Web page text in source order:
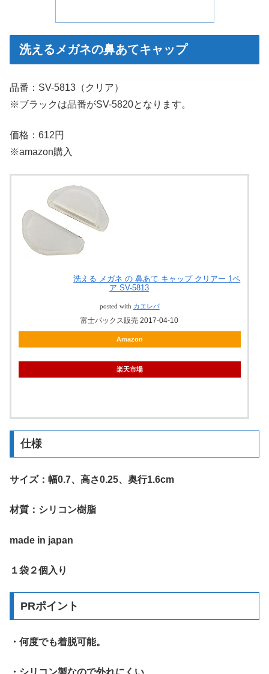
洗えるメガネの鼻あてキャップ
品番：SV-5813（クリア）
※ブラックは品番がSV-5820となります。
価格：612円
※amazon購入
洗える メガネ の 鼻あて キャップ クリアー 1ペ
ア SV-5813
posted with カエレバ
富士パックス販売 2017-04-10
Amazon
楽天市場
仕様
サイズ：幅0.7、高さ0.25、奥行1.6cm
材質：シリコン樹脂
made in japan
１袋２個入り
PRポイント
・何度でも着脱可能。
・シリコン製なので外れにくい